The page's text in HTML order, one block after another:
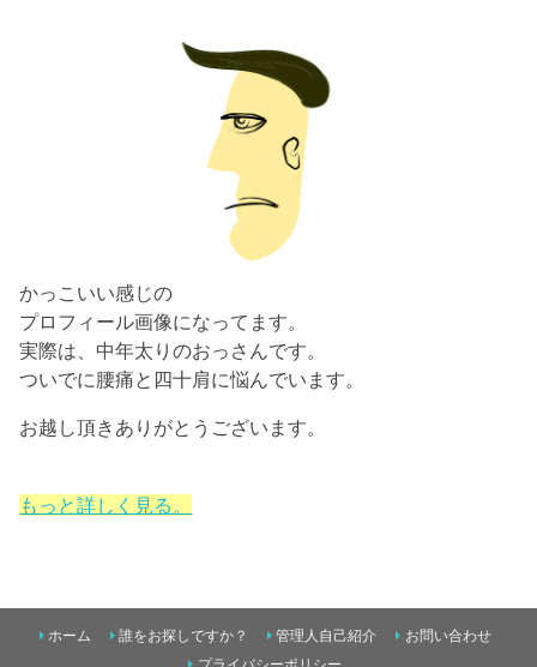
かっこいい感じの
プロフィール画像になってます。
実際は、中年太りのおっさんです。
ついでに腰痛と四十肩に悩んでいます。
お越し頂きありがとうございます。
もっと詳しく見る。
ホーム 誰をお探しですか？ 管理人自己紹介
お問い合わせ